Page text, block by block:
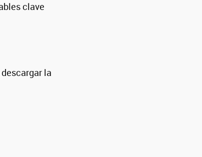
clave
la